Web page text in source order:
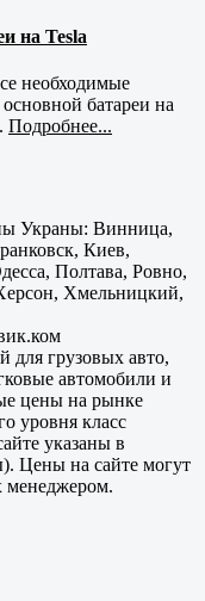
на Tesla
необходимые
батареи на
Подробнее...
Украны: Винница,
Киев,
Полтава, Ровно,
Хмельницкий,
для грузовых авто,
автомобили и
цены на рынке
уровня класс
указаны в
Цены на сайте могут
менеджером.